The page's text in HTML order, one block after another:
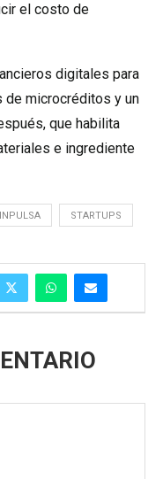
el costo de
digitales para
de microcréditos y un
que habilita
e ingrediente
STARTUPS